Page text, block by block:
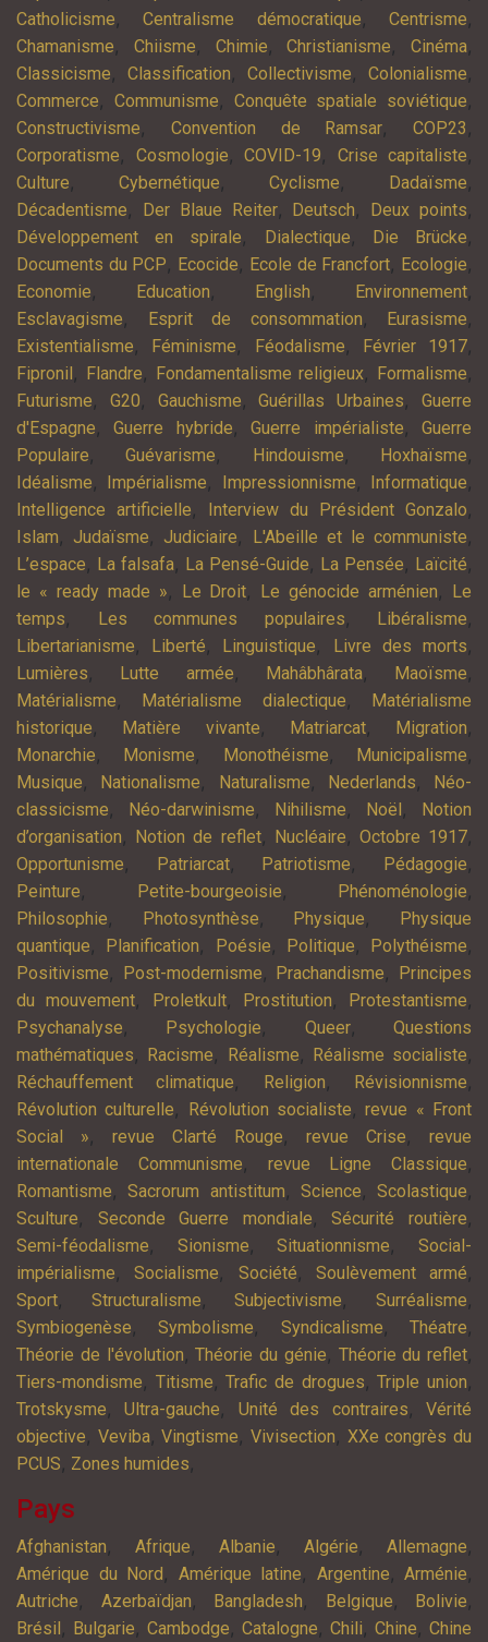
Catholicisme,Centralisme démocratique,Centrisme,
Chamanisme, Chiisme, Chimie,Christianisme, Cinéma,
Classicisme, Classification, Collectivisme, Colonialisme,
Commerce, Communisme, Conquête spatiale soviétique,
Constructivisme, Convention de Ramsar, COP23 ,
Corporatisme, Cosmologie, COVID-19, Crise capitaliste,
Culture, Cybernétique, Cyclisme, Dadaïsme,
Décadentisme, Der Blaue Reiter, Deutsch, Deux points,
Développement en spirale, Dialectique, Die Brücke,
Documents du PCP, Ecocide, Ecole de Francfort, Ecologie,
Economie, Education, English, Environnement,
Esclavagisme, Esprit de consommation, Eurasisme,
Existentialisme, Féminisme, Féodalisme, Février 1917,
Fipronil , Flandre, Fondamentalisme religieux, Formalisme,
Futurisme, G20, Gauchisme,Guérillas Urbaines,Guerre
d'Espagne,Guerre hybride,Guerre impérialiste,Guerre
Populaire,Guévarisme, Hindouisme, Hoxhaïsme,
Idéalisme, Impérialisme, Impressionnisme, Informatique,
Intelligence artificielle, Interview du Président Gonzalo,
Islam, Judaïsme, Judiciaire, L'Abeille et le communiste,
L’espace, La falsafa, La Pensé-Guide, La Pensée, Laïcité,
le « ready made », Le Droit, Le génocide arménien,
Le
temps, Les communes populaires, Libéralisme,
Libertarianisme, Liberté, Linguistique, Livre des morts,
Lumières, Lutte armée, Mahâbhârata, Maoïsme,
Matérialisme, Matérialisme dialectique,
Matérialisme
historique, Matière vivante, Matriarcat, Migration,
Monarchie, Monisme, Monothéisme, Municipalisme,
Musique, Nationalisme, Naturalisme, Nederlands,
Néo-
classicisme, Néo-darwinisme, Nihilisme, Noël ,
Notion
d’organisation, Notion de reflet, Nucléaire, Octobre 1917,
Opportunisme, Patriarcat, Patriotisme, Pédagogie,
Peinture, Petite-bourgeoisie, Phénoménologie,
Philosophie, Photosynthèse, Physique,
Physique
quantique, Planification, Poésie, Politique, Polythéisme,
Positivisme, Post-modernisme, Prachandisme,
Principes
du mouvement, Proletkult, Prostitution, Protestantisme,
Psychanalyse, Psychologie, Queer,Questions
mathématiques, Racisme, Réalisme, Réalisme socialiste,
Réchauffement climatique, Religion, Révisionnisme,
Révolution culturelle, Révolution socialiste,revue « Front
Social », revue Clarté Rouge, revue Crise, revue
internationale Communisme, revue Ligne Classique,
Romantisme,Sacrorum antistitum, Science, Scolastique,
Sculture, Seconde Guerre mondiale,Sécurité routière,
Semi-féodalisme, Sionisme,Situationnisme,Social-
impérialisme,Socialisme, Société, Soulèvement armé,
Sport, Structuralisme,Subjectivisme,Surréalisme,
Symbiogenèse,Symbolisme, Syndicalisme,Théatre,
Théorie de l'évolution,Théorie du génie, Théorie du reflet,
Tiers-mondisme, Titisme,Trafic de drogues,Triple union,
Trotskysme,Ultra-gauche, Unité des contraires,Vérité
objective, Veviba,Vingtisme,Vivisection, XXe congrès du
PCUS, Zones humides,
Pays
Afghanistan, Afrique, Albanie, Algérie, Allemagne,
Amérique du Nord , Amérique latine, Argentine, Arménie,
Autriche, Azerbaïdjan, Bangladesh, Belgique, Bolivie,
Brésil , Bulgarie, Cambodge, Catalogne, Chili, Chine, Chine